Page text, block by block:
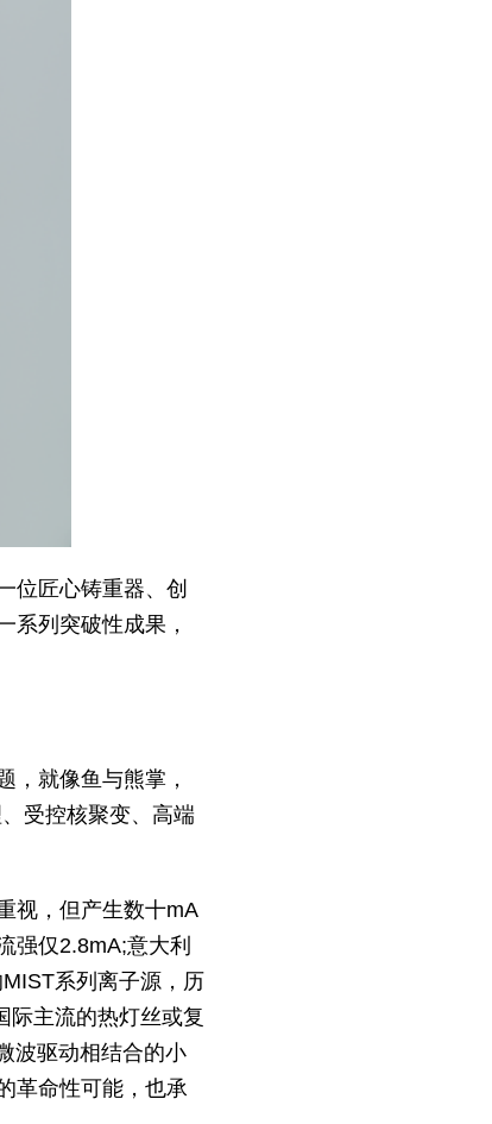
位匠心铸重器、创
系列突破性成果，
，就像鱼与熊掌，
受控核聚变、高端
视，但产生数十mA
强仅2.8mA;意大利
系列离子源，历
际主流的热灯丝或复
波驱动相结合的小
革命性可能，也承